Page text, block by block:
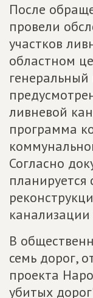
После
провели
участков
областном
ливневой
программа
Согласно
планируется
В
семь дорог,
проекта
убитых